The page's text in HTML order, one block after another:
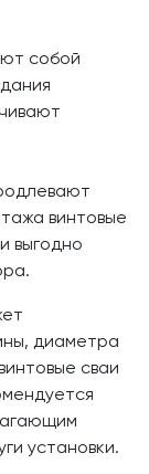
собой
винтовые
выгодно
диаметра
сваи
установки.